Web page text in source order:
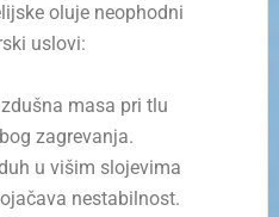
oluje neophodni
uslovi:
masa pri tlu
zagrevanja.
u višim slojevima
nestabilnost.